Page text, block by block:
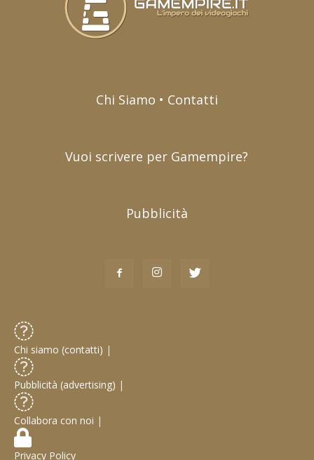
Chi Siamo • Contatti
Vuoi scrivere per Gamempire?
Pubblicità
Chi siamo (contatti) |
Pubblicità (advertising) |
Collabora con noi |
Privacy Policy